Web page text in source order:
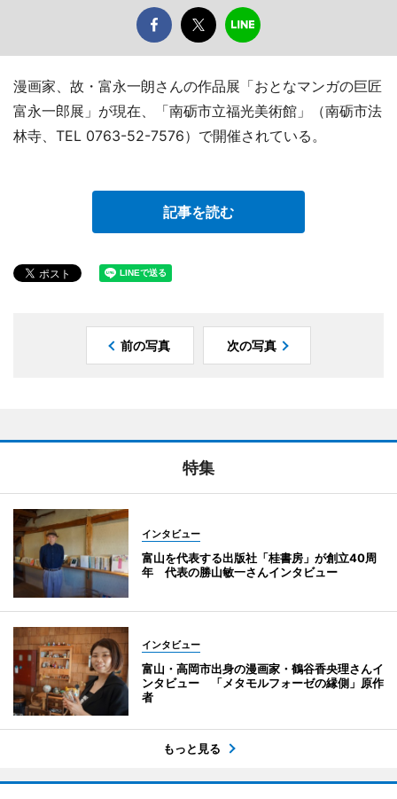
漫画家、故・富永一朗さんの作品展「おとなマンガの巨匠
富永一郎展」が現在、「南砺市立福光美術館」（南砺市法
林寺、TEL 0763-52-7576）で開催されている。
記事を読む
前の写真 次の写真
特集
インタビュー
富山を代表する出版社「桂書房」が創立40周
年 代表の勝山敏一さんインタビュー
インタビュー
富山・高岡市出身の漫画家・鶴谷香央理さんイ
ンタビュー 「メタモルフォーゼの縁側」原作
者
もっと見る